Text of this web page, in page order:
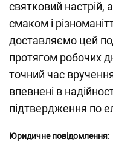
святковий
смаком і
доставляємо цей
протягом робочих
точний час
впевнені в
підтвердження по
Юридичне повідомлення: